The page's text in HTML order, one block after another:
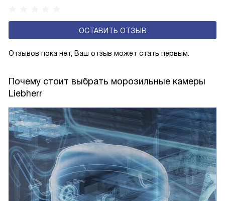
расположена в помещениях, где шум может быть
нежелательным. Технология обеспечивает комфортное
от повседневных дел.
ОСТАВИТЬ ОТЗЫВ
Отзывов пока нет, Ваш отзыв может стать первым.
Почему стоит выбрать морозильные камеры
Liebherr